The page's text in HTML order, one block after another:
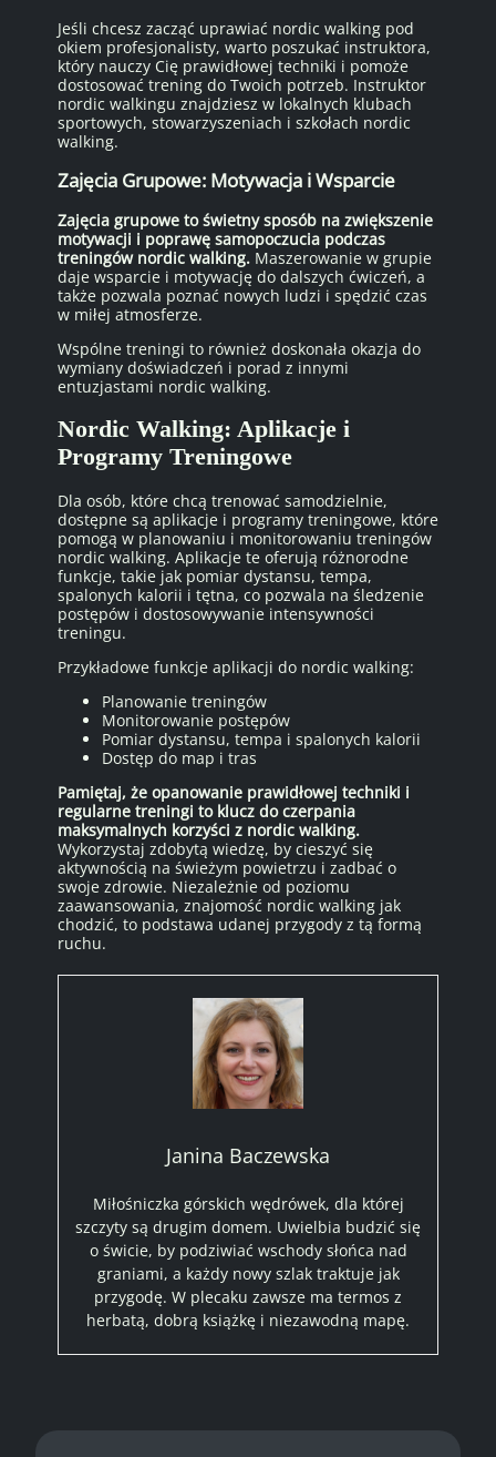
Jeśli chcesz zacząć uprawiać nordic walking pod
okiem profesjonalisty, warto poszukać instruktora,
który nauczy Cię prawidłowej techniki i pomoże
dostosować trening do Twoich potrzeb. Instruktor
nordic walkingu znajdziesz w lokalnych klubach
sportowych, stowarzyszeniach i szkołach nordic
walking.
Zajęcia Grupowe: Motywacja i Wsparcie
Zajęcia grupowe to świetny sposób na zwiększenie
motywacji i poprawę samopoczucia podczas
treningów nordic walking. Maszerowanie w grupie
daje wsparcie i motywację do dalszych ćwiczeń, a
także pozwala poznać nowych ludzi i spędzić czas
w miłej atmosferze.
Wspólne treningi to również doskonała okazja do
wymiany doświadczeń i porad z innymi
entuzjastami nordic walking.
Nordic Walking: Aplikacje i
Programy Treningowe
Dla osób, które chcą trenować samodzielnie,
dostępne są aplikacje i programy treningowe, które
pomogą w planowaniu i monitorowaniu treningów
nordic walking. Aplikacje te oferują różnorodne
funkcje, takie jak pomiar dystansu, tempa,
spalonych kalorii i tętna, co pozwala na śledzenie
postępów i dostosowywanie intensywności
treningu.
Przykładowe funkcje aplikacji do nordic walking:
Planowanie treningów
Monitorowanie postępów
Pomiar dystansu, tempa i spalonych kalorii
Dostęp do map i tras
Pamiętaj, że opanowanie prawidłowej techniki i
regularne treningi to klucz do czerpania
maksymalnych korzyści z nordic walking.
Wykorzystaj zdobytą wiedzę, by cieszyć się
aktywnością na świeżym powietrzu i zadbać o
swoje zdrowie. Niezależnie od poziomu
zaawansowania, znajomość nordic walking jak
chodzić, to podstawa udanej przygody z tą formą
ruchu.
Janina Baczewska
Miłośniczka górskich wędrówek, dla której
szczyty są drugim domem. Uwielbia budzić się
o świcie, by podziwiać wschody słońca nad
graniami, a każdy nowy szlak traktuje jak
przygodę. W plecaku zawsze ma termos z
herbatą, dobrą książkę i niezawodną mapę.